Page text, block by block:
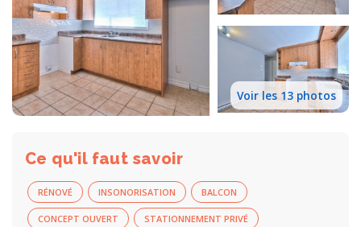
Voir les 13 photos
Ce qu'il faut savoir
RÉNOVÉ INSONORISATION BALCON
CONCEPT OUVERT STATIONNEMENT PRIVÉ